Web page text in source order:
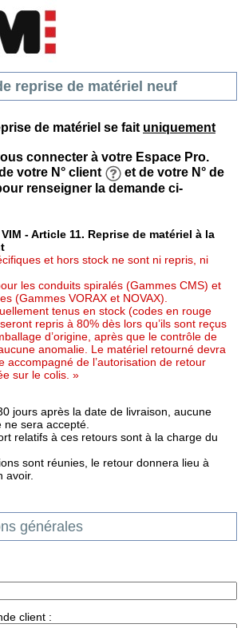
reprise de matériel neuf
de matériel se fait uniquement
connecter à votre Espace Pro.
votre N° client
et de votre N° de
renseigner la demande ci-
- Article 11. Reprise de matériel à la
et hors stock ne sont ni repris, ni
les conduits spiralés (Gammes CMS) et
(Gammes VORAX et NOVAX).
tenus en stock (codes en rouge
repris à 80% dès lors qu’ils sont reçus
d’origine, après que le contrôle de
anomalie. Le matériel retourné devra
accompagné de l’autorisation de retour
sur le colis. »
jours après la date de livraison, aucune
sera accepté.
relatifs à ces retours sont à la charge du
sont réunies, le retour donnera lieu à
avoir.
générales
client :